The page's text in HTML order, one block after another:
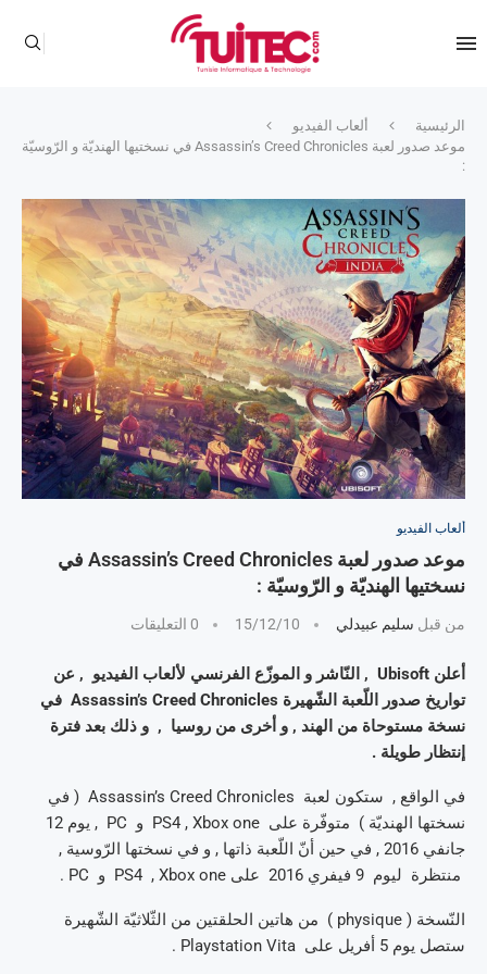
الرئيسية
ألعاب الفيديو
موعد صدور لعبة Assassin’s Creed Chronicles في نسختيها الهنديّة و الرّوسيّة
:
ألعاب الفيديو
موعد صدور لعبة Assassin’s Creed Chronicles في
نسختيها الهنديّة و الرّوسيّة :
من قبل سليم عبيدلي 15/12/10 0 التعليقات
أعلن Ubisoft , النّاشر و الموزّع الفرنسي لألعاب الفيديو , عن
تواريخ صدور اللّعبة الشّهيرة Assassin’s Creed Chronicles في
نسخة مستوحاة من الهند , و أخرى من روسيا , و ذلك بعد فترة
إنتظار طويلة .
في الواقع , ستكون لعبة Assassin’s Creed Chronicles ( في
نسختها الهنديّة ) متوفّرة على PS4 , Xbox one و PC , يوم 12
جانفي 2016 , في حين أنّ اللّعبة ذاتها , و في نسختها الرّوسية ,
منتظرة ليوم 9 فيفري 2016 على PS4 , Xbox one و PC .
النّسخة ( physique ) من هاتين الحلقتين من الثّلاثيّة الشّهيرة
ستصل يوم 5 أفريل على Playstation Vita .